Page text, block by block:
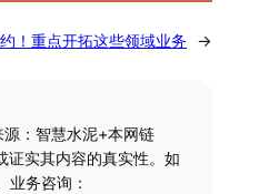
！重点开拓这些领域业务 →
源：智慧水泥+本网链
证实其内容的真实性。如
业务咨询：